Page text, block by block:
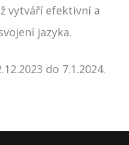
vytváří efektivní a
jazyka.
do 7.1.2024.